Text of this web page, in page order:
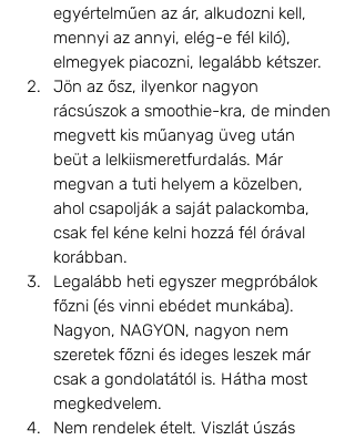
egyértelműen az ár, alkudozni kell,
mennyi az annyi, elég-e fél kiló),
elmegyek piacozni, legalább kétszer.
Jön az ősz, ilyenkor nagyon
rácsúszok a smoothie-kra, de minden
megvett kis műanyag üveg után
beüt a lelkiismeretfurdalás. Már
megvan a tuti helyem a közelben,
ahol csapolják a saját palackomba,
csak fel kéne kelni hozzá fél órával
korábban.
Legalább heti egyszer megpróbálok
főzni (és vinni ebédet munkába).
Nagyon, NAGYON, nagyon nem
szeretek főzni és ideges leszek már
csak a gondolatától is. Hátha most
megkedvelem.
Nem rendelek ételt. Viszlát úszás